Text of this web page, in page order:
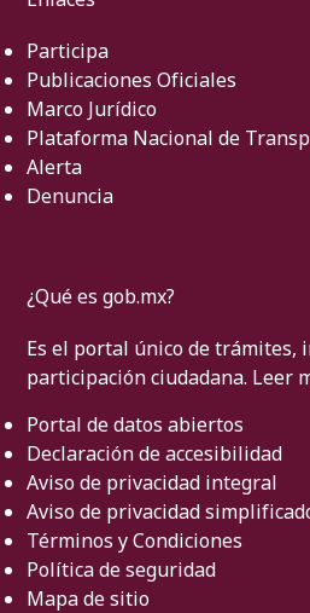
Participa
Publicaciones Oficiales
Marco Jurídico
Plataforma Nacional de
Alerta
Denuncia
¿Qué es gob.mx?
Es el portal único de trámites,
participación ciudadana. Leer
Portal de datos abiertos
Declaración de accesibilidad
Aviso de privacidad integral
Aviso de privacidad
Términos y Condiciones
Política de seguridad
Mapa de sitio